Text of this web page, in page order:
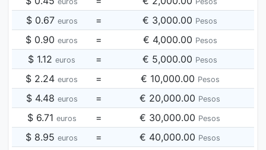
$ 0.67 euros = € 3,000.00 Pesos
$ 0.90 euros = € 4,000.00 Pesos
$ 1.12 euros = € 5,000.00 Pesos
$ 2.24 euros = € 10,000.00 Pesos
$ 4.48 euros = € 20,000.00 Pesos
$ 6.71 euros = € 30,000.00 Pesos
$ 8.95 euros = € 40,000.00 Pesos